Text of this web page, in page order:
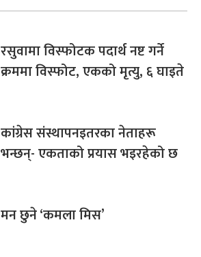
रसुवामा विस्फोटक पदार्थ नष्ट गर्ने
क्रममा विस्फोट, एकको मृत्यु, ६ घाइते
कांग्रेस संस्थापनइतरका नेताहरू
भन्छन्- एकताको प्रयास भइरहेको छ
मन छुने ‘कमला मिस’